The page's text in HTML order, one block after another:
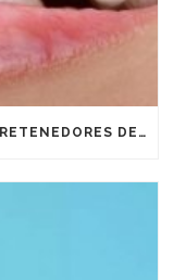
¿POR QUÉ ES IMPORTANTE USAR RETENEDORES DESPUÉS DE UN TRATAMIENTO DE ORTODONCIA?